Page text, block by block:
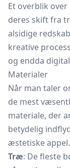
Et overblik
deres skift fra
alsidige
kreative
og endda
Materialer
Når man taler
de mest
materiale, der
betydelig
æstetiske appel.
Træ: De fleste